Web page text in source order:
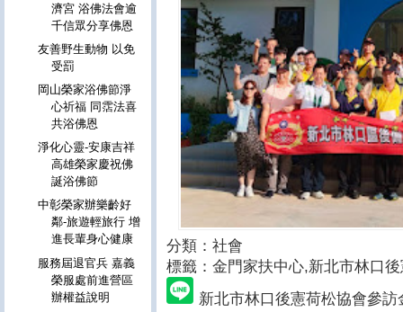
分類：社會
標籤： 金門家扶中心,新北市林口
新北市林口後憲荷松協會參
濟宮 浴佛法會逾
千信眾分享佛恩
友善野生動物 以免
受罰
岡山榮家浴佛節淨
心祈福 同霑法喜
共浴佛恩
淨化心靈-安康吉祥
高雄榮家慶祝佛
誕浴佛節
中彰榮家辦樂齡好
鄰-旅遊輕旅行 增
進長輩身心健康
服務屆退官兵 嘉義
榮服處前進營區
辦權益說明